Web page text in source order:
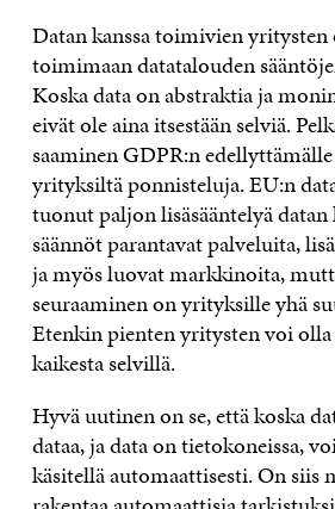
Datan kanssa toimivien
toimimaan datatalouden
Koska data on abstraktia ja
eivät ole aina itsestään selviä.
saaminen GDPR:n
yrityksiltä ponnisteluja. EU:n
tuonut paljon lisäsääntelyä
säännöt parantavat palveluita,
ja myös luovat markkinoita,
seuraaminen on yrityksille yhä
Etenkin pienten yritysten voi olla
kaikesta selvillä.
Hyvä uutinen on se, että koska
dataa, ja data on tietokoneissa,
käsitellä automaattisesti. On siis